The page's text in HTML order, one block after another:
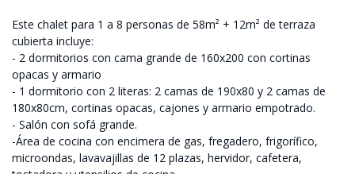
Este chalet para 1 a 8 personas de 58m² + 12m² de terraza
cubierta incluye:
- 2 dormitorios con cama grande de 160x200 con cortinas
opacas y armario
- 1 dormitorio con 2 literas: 2 camas de 190x80 y 2 camas de
180x80cm, cortinas opacas, cajones y armario empotrado.
- Salón con sofá grande.
-Área de cocina con encimera de gas, fregadero, frigorífico,
microondas, lavavajillas de 12 plazas, hervidor, cafetera,